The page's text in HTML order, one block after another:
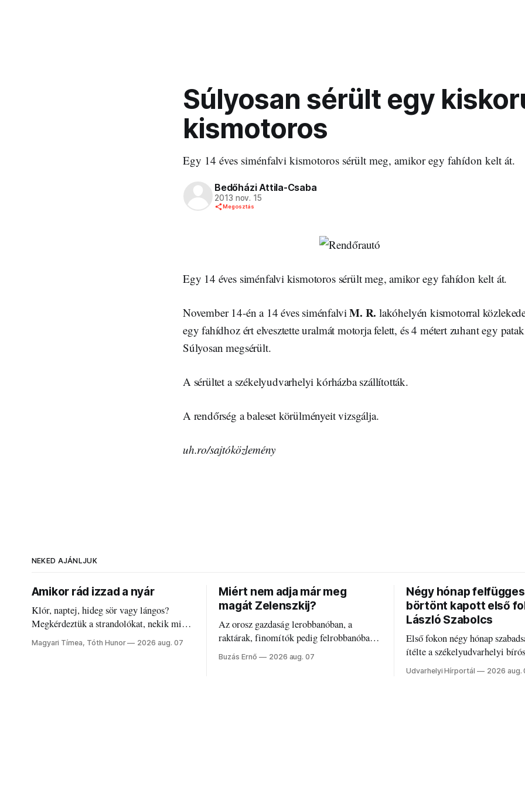
Súlyosan sérült egy
kismotoros
Egy 14 éves siménfalvi kismotoros sérült meg, amikor egy fahídon kelt át.
Bedőházi Attila-Csaba
2013 nov. 15
Megosztás
Egy 14 éves siménfalvi kismotoros sérült meg, amikor egy fahídon kelt át.
November 14-én a 14 éves siménfalviM. R. lakóhelyén kismotorral
egy fahídhoz ért elvesztette uralmát motorja felett, és 4 métert zuhant egy
Súlyosan megsérült.
A sérültet a székelyudvarhelyi kórházba szállították.
A rendőrség a baleset körülményeit vizsgálja.
uh.ro/sajtóközlemény
NEKED AJÁNLJUK
Amikor rád izzad a nyár
Klór, naptej, hideg sör vagy lángos?
Megkérdeztük a strandolókat, nekik mi
jelenti a nyarat, és hogyan bírják a
kánikulát.
Magyari Tímea, Tóth Hunor 2026 aug. 07
Miért nem adja már meg
magát Zelenszkij?
Az orosz gazdaság lerobbanóban, a
raktárak, finomítók pedig felrobbanóban.
Akárcsak az ukrán népharag, amikor
elégedetlen vezetőivel.
Buzás Ernő 2026 aug. 07
Négy hónap
börtönt kapott első
László Szabolcs
Első fokon négy hónap
ítélte a székelyudvarhelyi
Szabolcsot.
Udvarhelyi Hírportál 2026 aug.